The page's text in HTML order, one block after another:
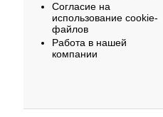
Согласие на
использование cookie-
файлов
Работа в нашей
компании